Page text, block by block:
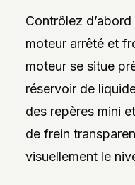
Contrôlez
moteur arrêté et
moteur se situe
réservoir de
des repères mini
de frein
visuellement le